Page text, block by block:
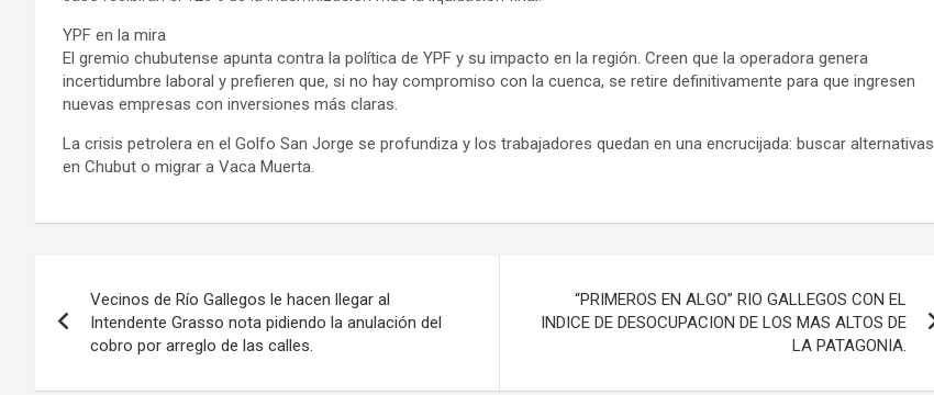
YPF en la mira
El gremio chubutense apunta contra la política de YPF y su impacto en la región. Creen que la operadora genera
incertidumbre laboral y prefieren que, si no hay compromiso con la cuenca, se retire definitivamente para que ingresen
nuevas empresas con inversiones más claras.
La crisis petrolera en el Golfo San Jorge se profundiza y los trabajadores quedan en una encrucijada: buscar alternativas
en Chubut o migrar a Vaca Muerta.
de
entradas
Vecinos de Río Gallegos le hacen llegar al
Intendente Grasso nota pidiendo la anulación del
cobro por arreglo de las calles.
“PRIMEROS EN ALGO” RIO GALLEGOS CON EL
INDICE DE DESOCUPACION DE LOS MAS ALTOS DE
LA PATAGONIA.